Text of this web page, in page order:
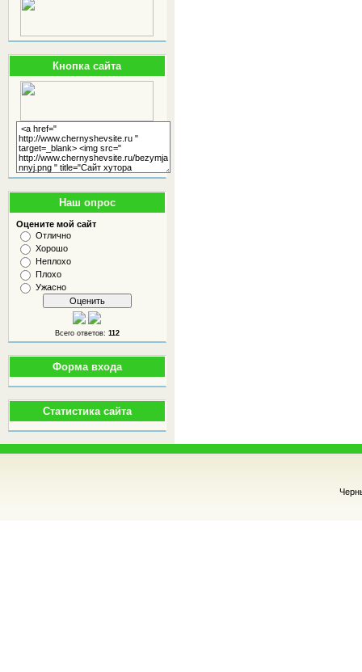
Кнопка сайта
Наш опрос
Оцените мой сайт
Отлично
Хорошо
Неплохо
Плохо
Ужасно
Всего ответов: 112
Форма входа
Статистика сайта